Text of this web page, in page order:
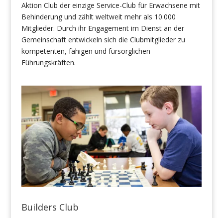
Aktion Club der einzige Service-Club für Erwachsene mit
Behinderung und zählt weltweit mehr als 10.000
Mitglieder. Durch ihr Engagement im Dienst an der
Gemeinschaft entwickeln sich die Clubmitglieder zu
kompetenten, fähigen und fürsorglichen
Führungskräften.
Builders Club